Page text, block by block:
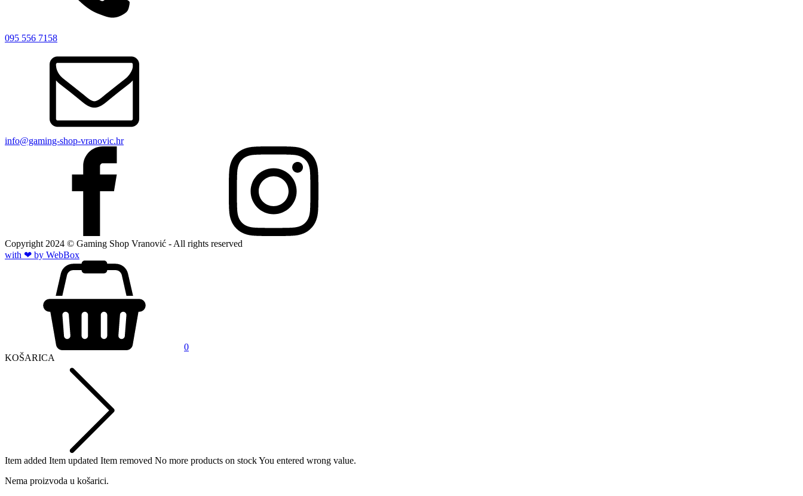
095 556 7158
info@gaming-shop-vranovic.hr
Copyright 2024 © Gaming Shop Vranović - All rights reserved
with ❤ by WebBox
0
KOŠARICA
Item added Item updated Item removed No more products on stockYou entered wrong value.
Nema proizvoda u košarici.